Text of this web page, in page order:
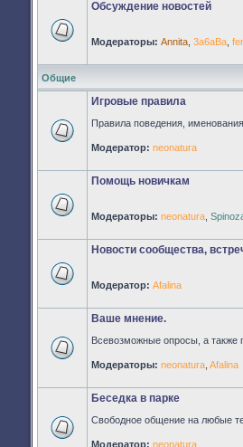
Нет
сообщений
Обсуждение новостей
Модераторы: Annita 3a6aBa
Общие
Нет
Игровые правила
Правила поведения,
Модератор: neonatura
Нет
сообщений
Помощь новичкам
Модераторы: neonatura
Нет
сообщений
Новости сообщества,
Модератор: Afalina
Нет
Ваше мнение.
Всевозможные опросы, а также
Модераторы: neonatura Afalina
Нет
Беседка в парке
Свободное общение на любые
Модератор: neonatura